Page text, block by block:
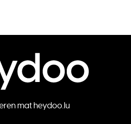
mat heydoo.lu